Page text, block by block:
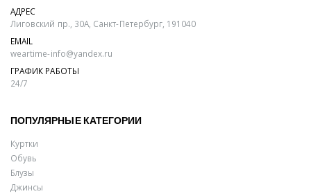
АДРЕС
Лиговский пр., 30А, Санкт-Петербург, 191040
EMAIL
weartime-info@yandex.ru
ГРАФИК РАБОТЫ
24/7
ПОПУЛЯРНЫЕ КАТЕГОРИИ
Куртки
Обувь
Блузы
Джинсы